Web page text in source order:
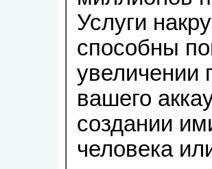
Услуги
способны
увеличении
вашего
создании
человека